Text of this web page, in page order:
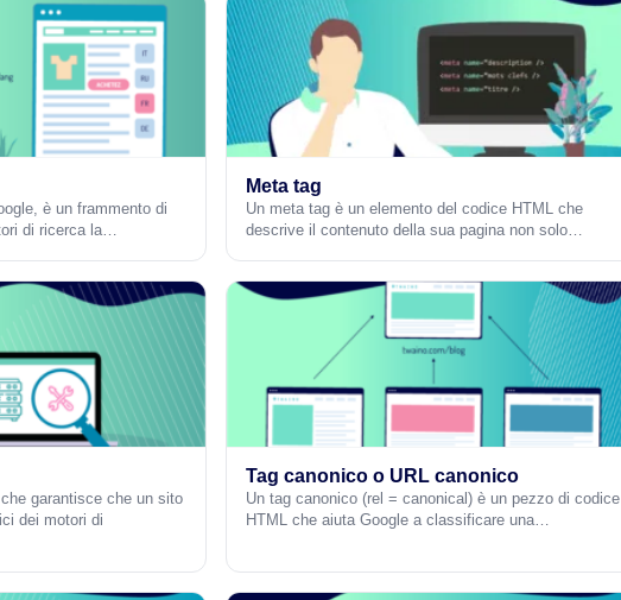
è un frammento di
di ricerca la…
Meta tag
Un meta tag è un elemento del codice HTML che
descrive il contenuto della sua pagina non solo…
garantisce che un sito
dei motori di
Tag canonico o URL canonico
Un tag canonico (rel = canonical) è un pezzo di codice
HTML che aiuta Google a classificare una…